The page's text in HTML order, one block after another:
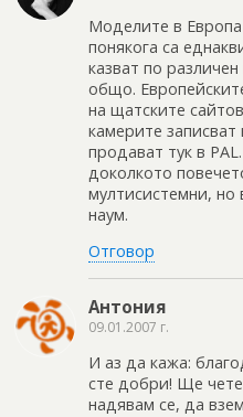
Моделите в Европа
понякога са
казват по
общо.
на щатските
камерите записват
продават тук в
доколкото
мултисистемни, но
наум.
Отговор
Антония
09.01.2007 г.
И аз да кажа:
сте добри! Ще
надявам се, да